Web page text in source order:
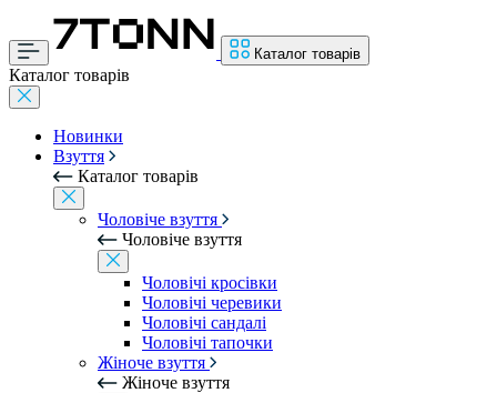
Каталог товарів
Каталог товарів
Новинки
Взуття
Каталог товарів
Чоловіче взуття
Чоловіче взуття
Чоловічі кросівки
Чоловічі черевики
Чоловічі сандалі
Чоловічі тапочки
Жіноче взуття
Жіноче взуття